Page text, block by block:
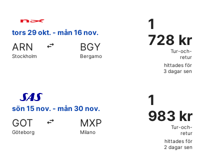
dagar
sen
tors 29 okt. - mån 16 nov.
ARN
Stockholm
BGY
Bergamo
1
728 kr
Tur-
retur,
hittades
dagar
sen
1
728 kr
Tur-och-
retur
hittades för
3 dagar sen
sön 15 nov. - mån 30 nov.
GOT
Göteborg
MXP
Milano
1
983 kr
Tur-
retur,
hittades
1
983 kr
Tur-och-
retur
hittades för
2 dagar sen
Välj flyg med Scandinavian Airlines, med avresa sön